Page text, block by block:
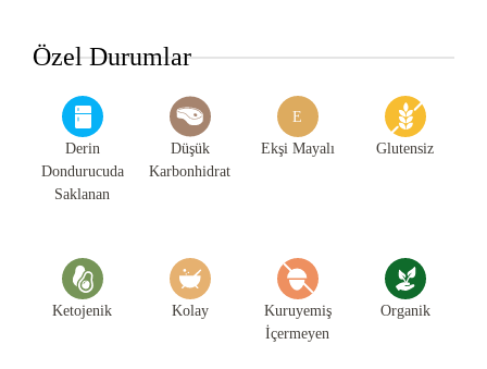
Özel Durumlar
Derin
Dondurucuda
Saklanan
Düşük
Karbonhidrat
E
Ekşi Mayalı Glutensiz
Ketojenik Kolay
Kuruyemiş
İçermeyen
Organik